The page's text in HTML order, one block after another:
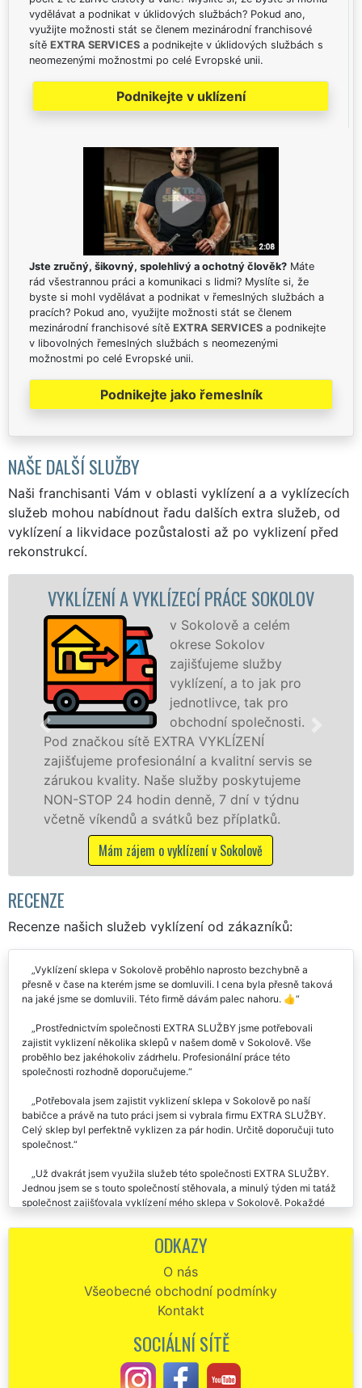
vydělávat a podnikat v úklidových službách? Pokud ano,
využijte možnosti stát se členem mezinárodní franchisové
sítě EXTRA SERVICES a podnikejte v úklidových službách s
neomezenými možnostmi po celé Evropské unii.
Podnikejte v uklízení
Jste zručný, šikovný, spolehlivý a ochotný člověk? Máte
rád všestrannou práci a komunikaci s lidmi? Myslíte si, že
byste si mohl vydělávat a podnikat v řemeslných službách a
pracích? Pokud ano, využijte možnosti stát se členem
mezinárodní franchisové sítě EXTRA SERVICES a podnikejte
v libovolných řemeslných službách s neomezenými
možnostmi po celé Evropské unii.
Podnikejte jako řemeslník
NAŠE DALŠÍ SLUŽBY
Naši franchisanti Vám v oblasti vyklízení a a vyklízecích
služeb mohou nabídnout řadu dalších extra služeb, od
vyklízení a likvidace pozůstalosti až po vyklizení před
rekonstrukcí.
VYKLÍZENÍ A VYKLÍZECÍ PRÁCE SOKOLOV
v Sokolově a celém
okrese Sokolov
zajišťujeme služby
vyklízení, a to jak pro
jednotlivce, tak pro
obchodní společnosti.
Pod značkou sítě EXTRA VYKLÍZENÍ
zajišťujeme profesionální a kvalitní servis se
zárukou kvality. Naše služby poskytujeme
NON-STOP 24 hodin denně, 7 dní v týdnu
včetně víkendů a svátků bez příplatků.
Mám zájem o vyklízení v Sokolově
RECENZE
Recenze našich služeb vyklízení od zákazníků:
Vyklízení sklepa v Sokolově proběhlo naprosto bezchybně a
přesně v čase na kterém jsme se domluvili. I cena byla přesně taková
na jaké jsme se domluvili. Této firmě dávám palec nahoru. 👍
Prostřednictvím společnosti EXTRA SLUŽBY jsme potřebovali
zajistit vyklizení několika sklepů v našem domě v Sokolově. Vše
proběhlo bez jakéhokoliv zádrhelu. Profesionální práce této
společnosti rozhodně doporučujeme.
Potřebovala jsem zajistit vyklizení sklepa v Sokolově po naší
babičce a právě na tuto práci jsem si vybrala firmu EXTRA SLUŽBY.
Celý sklep byl perfektně vyklizen za pár hodin. Určitě doporučuji tuto
společnost.
Už dvakrát jsem využila služeb této společnosti EXTRA SLUŽBY.
Jednou jsem se s touto společností stěhovala, a minulý týden mi tatáž
společnost zajišťovala vyklízení mého sklepa v Sokolově. Pokaždé
Kompletní vyklizení sklepa v Sokolově a následná likvidace
Moc moc děkuju za včerejší vyklízení sklepa . Jsem velmi rád, že
jsem si vybral právě vaši společnost se kterou jsem byl velmi
Společnost EXTRA VYKLÍZENÍ mi zajišťovala vyklízení dvou sklepů
v Sokolově. Skutečně jsem pochyboval, že vůbec někdo dokáže
ODKAZY
O nás
Všeobecné obchodní podmínky
Kontakt
SOCIÁLNÍ SÍTĚ